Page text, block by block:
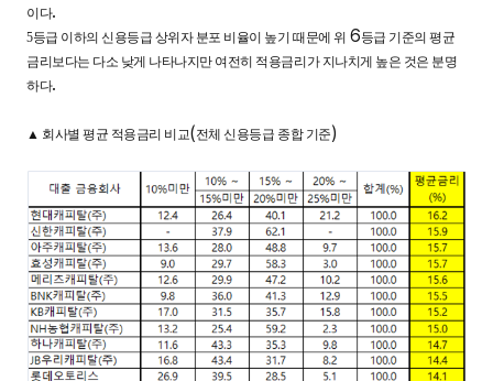
이다.
5등급 이하의 신용등급 상위자 분포 비율이 높기 때문에 위 6등급 기준의 평균
금리보다는 다소 낮게 나타나지만 여전히 적용금리가 지나치게 높은 것은 분명
하다.
▲ 회사별 평균 적용금리 비교(전체 신용등급 종합 기준)